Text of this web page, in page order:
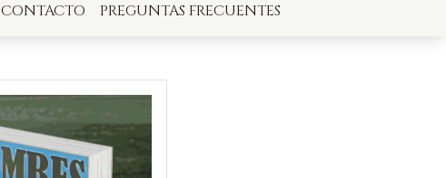
CONTACTO PREGUNTAS FRECUENTES